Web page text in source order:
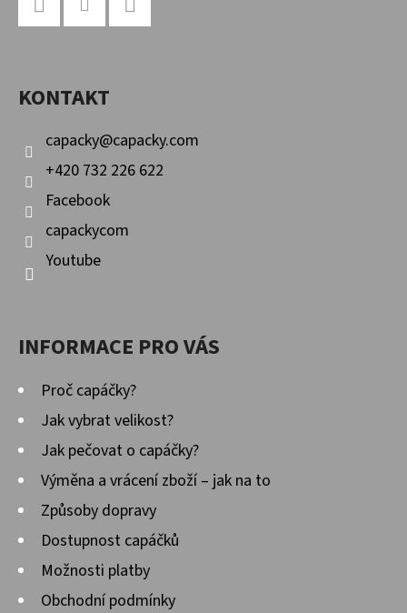
KONTAKT
capacky@capacky.com
+420 732 226 622
Facebook
capackycom
Youtube
INFORMACE PRO VÁS
Proč capáčky?
Jak vybrat velikost?
Jak pečovat o capáčky?
Výměna a vrácení zboží – jak na to
Způsoby dopravy
Dostupnost capáčků
Možnosti platby
Obchodní podmínky